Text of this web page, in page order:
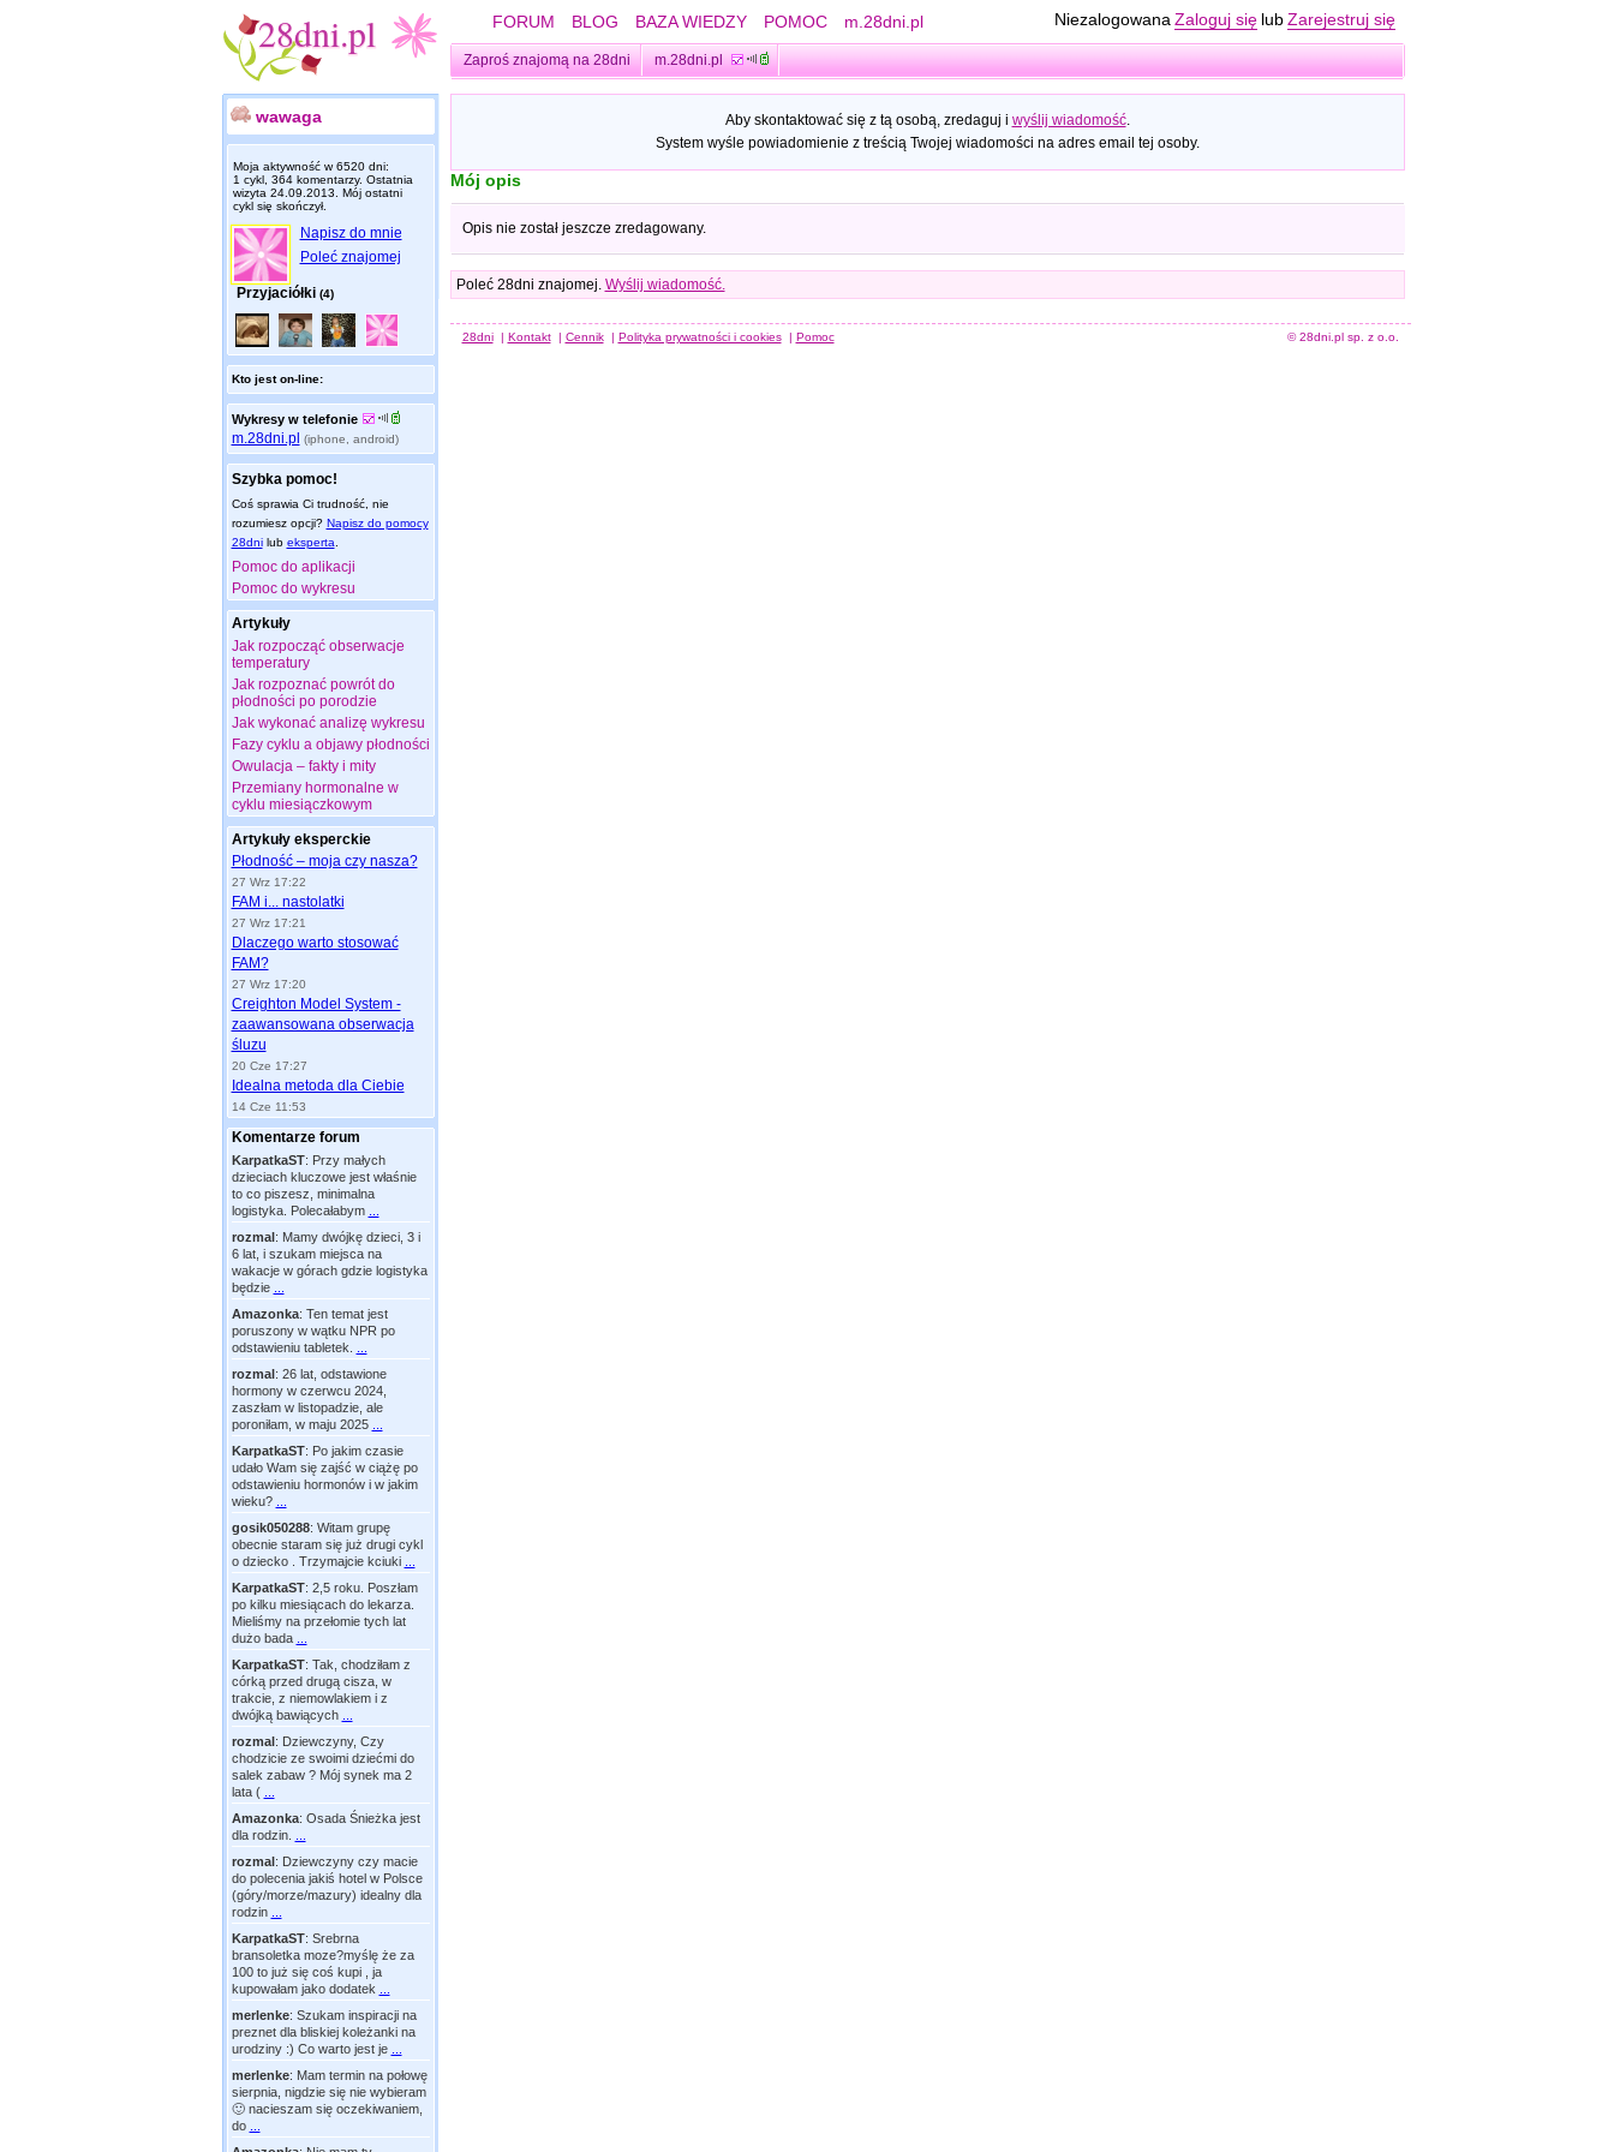
FORUM BLOG BAZA WIEDZY POMOC m.28dni.pl Niezalogowana Zaloguj się lub Zarejestruj się
Zaproś znajomą na 28dni m.28dni.pl
wawaga
Moja aktywność w 6520 dni:
1 cykl, 364 komentarzy. Ostatnia
wizyta 24.09.2013 . Mój ostatni
cykl się skończył.
Napisz do mnie
Poleć znajomej
Przyjaciółki (4)
Kto jest on-line:
Wykresy w telefonie
m.28dni.pl (iphone, android)
Szybka pomoc!
Coś sprawia Ci trudność, nie
rozumiesz opcji? Napisz do pomocy
28dnilub eksperta
Pomoc do aplikacji
Pomoc do wykresu
Artykuły
Jak rozpocząć obserwacje
temperatury
Jak rozpoznać powrót do
płodności po porodzie
Jak wykonać analizę wykresu
Fazy cyklu a objawy płodności
Owulacja – fakty i mity
Przemiany hormonalne w
cyklu miesiączkowym
Artykuły eksperckie
Płodność – moja czy nasza?
27 Wrz 17:22
FAM i... nastolatki
27 Wrz 17:21
Dlaczego warto stosować
FAM?
27 Wrz 17:20
Creighton Model System -
zaawansowana obserwacja
śluzu
20 Cze 17:27
Idealna metoda dla Ciebie
14 Cze 11:53
Komentarze forum
KarpatkaST: Przy małych
dzieciach kluczowe jest właśnie
to co piszesz, minimalna
logistyka. Polecałabym
rozmal: Mamy dwójkę dzieci, 3 i
6 lat, i szukam miejsca na
wakacje w górach gdzie logistyka
będzie
Amazonka: Ten temat jest
poruszony w wątku NPR po
odstawieniu tabletek.
rozmal: 26 lat, odstawione
hormony w czerwcu 2024,
zaszłam w listopadzie, ale
poroniłam, w maju 2025
KarpatkaST: Po jakim czasie
udało Wam się zajść w ciążę po
odstawieniu hormonów i w jakim
wieku?
gosik050288: Witam grupę
obecnie staram się już drugi cykl
o dziecko . Trzymajcie kciuki
KarpatkaST: 2,5 roku. Poszłam
po kilku miesiącach do lekarza.
Mieliśmy na przełomie tych lat
dużo bada
KarpatkaST: Tak, chodziłam z
córką przed drugą cisza, w
trakcie, z niemowlakiem i z
dwójką bawiących
rozmal: Dziewczyny, Czy
chodzicie ze swoimi dziećmi do
salek zabaw ? Mój synek ma 2
lata (
Amazonka: Osada Śnieżka jest
dla rodzin.
rozmal: Dziewczyny czy macie
do polecenia jakiś hotel w Polsce
(góry/morze/mazury) idealny dla
rodzin
KarpatkaST: Srebrna
bransoletka moze?myślę że za
100 to już się coś kupi , ja
kupowałam jako dodatek
merlenke: Szukam inspiracji na
preznet dla bliskiej koleżanki na
urodziny :) Co warto jest je
merlenke: Mam termin na połowę
sierpnia, nigdzie się nie wybieram
🙂 nacieszam się oczekiwaniem,
do
Aby skontaktować się z tą osobą, zredaguj i wyślij wiadomość.
System wyśle powiadomienie z treścią Twojej wiadomości na adres email tej osoby.
Mój opis
Opis nie został jeszcze zredagowany.
Poleć 28dni znajomej. Wyślij wiadomość.
28dni | Kontakt | Cennik | Polityka prywatności i cookies | Pomoc © 28dni.pl sp. z o.o.